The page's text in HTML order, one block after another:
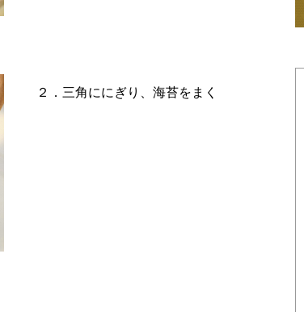
２．三角ににぎり、海苔をまく